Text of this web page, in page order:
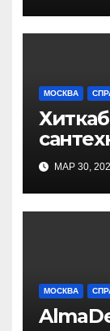
МОСКВА
МАР 30,
МОСКВА